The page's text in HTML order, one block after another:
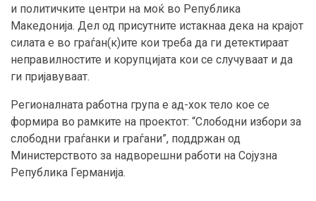
и политичките центри на моќ во Република
Македонија. Дел од присутните истакнаа дека на крајот
силата е во граѓан(к)ите кои треба да ги детектираат
неправилностите и корупцијата кои се случуваат и да
ги пријавуваат.
Регионалната работна група е ад-хок тело кое се
формира во рамките на проектот: “Слободни избори за
слободни граѓанки и граѓани”, поддржан од
Министерството за надворешни работи на Сојузна
Република Германија.